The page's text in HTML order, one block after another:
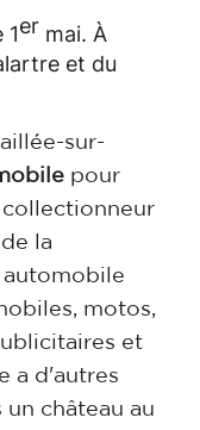
1er mai. À
et du
sur-
pour
la
automobile
motos,
et
a d'autres
un château au